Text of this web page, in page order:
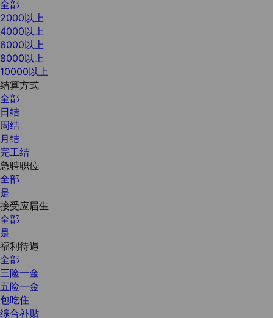
全部
2000以上
4000以上
6000以上
8000以上
10000以上
结算方式
全部
日结
周结
月结
完工结
急聘职位
全部
是
接受应届生
全部
是
福利待遇
全部
三险一金
五险一金
包吃住
综合补贴